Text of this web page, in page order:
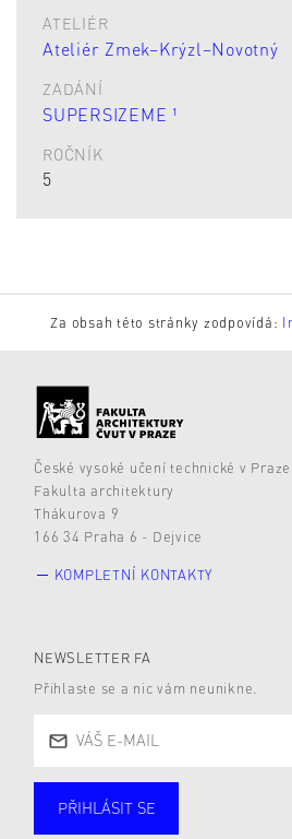
ATELIÉR
Ateliér Zmek–Krýzl–Novotný
ZADÁNÍ
SUPERSIZEME ¹
ROČNÍK
5
Za obsah této stránky zodpovídá:
České vysoké učení technické v Praze
Fakulta architektury
Thákurova 9
166 34 Praha 6 - Dejvice
KOMPLETNÍ KONTAKTY
NEWSLETTER FA
Přihlaste se a nic vám neunikne.
PŘIHLÁSIT SE